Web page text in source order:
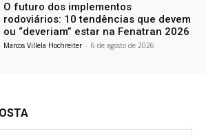
O futuro dos implementos
rodoviários: 10 tendências que devem
ou “deveriam” estar na Fenatran 2026
Marcos Villela Hochreiter - 6 de agosto de 2026